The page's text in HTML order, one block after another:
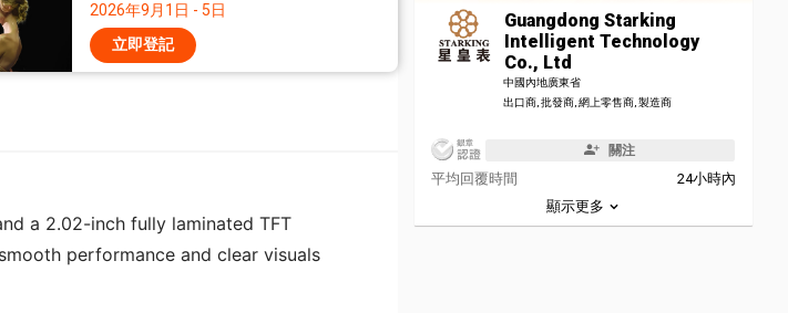
2026年9月1日 - 5日
立即登記
a 2.02-inch fully laminated TFT
performance and clear visuals
Guangdong Starking
Intelligent Technology
Co., Ltd
中國內地廣東省
出口商, 批發商, 網上零售商, 製造商
關注
平均回覆時間
24小時內
顯示更多